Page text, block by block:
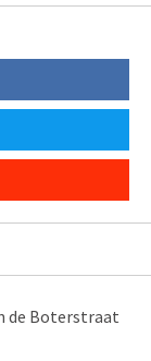
de Boterstraat